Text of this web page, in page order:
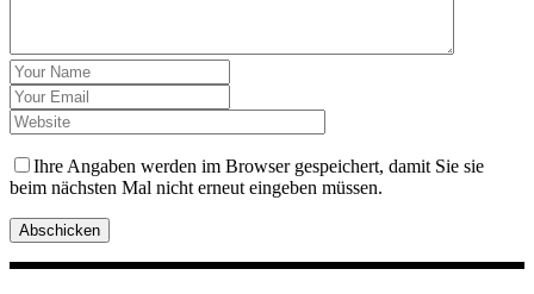
Ihre Angaben werden im Browser gespeichert, damit Sie sie
beim nächsten Mal nicht erneut eingeben müssen.
Abschicken